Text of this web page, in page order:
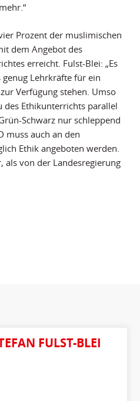
Prozent der muslimischen
dem Angebot des
erreicht. Fulst-Blei: „Es
Lehrkräfte für ein
Verfügung stehen. Umso
des Ethikunterrichts parallel
Schwarz nur schleppend
muss auch an den
Ethik angeboten werden.
als von der Landesregierung
FULST-BLEI